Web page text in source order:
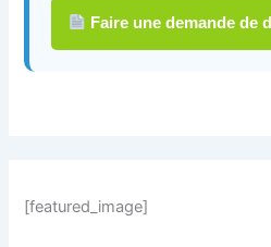
Faire une demande de
[featured_image]